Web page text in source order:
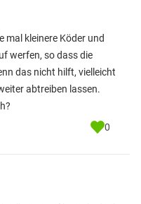
mal kleinere Köder und
werfen, so dass die
das nicht hilft, vielleicht
abtreiben lassen.
0